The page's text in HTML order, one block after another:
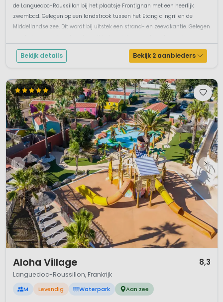
de Languedoc-Roussillon bij het plaatsje Frontignan met een heerlijk
zwembad. Gelegen op een landstrook tussen het Etang d'Ingril en de
Middellandse zee. Dit wordt bij uitstek een strand- en zeevakantie. Gelegen
Bekijk details Bekijk 2 aanbieders
Aloha Village 8,3
Languedoc-Roussillon, Frankrijk
M Levendig Waterpark Aan zee